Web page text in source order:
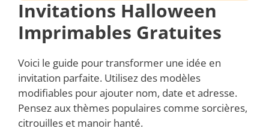
Invitations Halloween
Imprimables Gratuites
Voici le guide pour transformer une idée en
invitation parfaite. Utilisez des modèles
modifiables pour ajouter nom, date et adresse.
Pensez aux thèmes populaires comme sorcières,
citrouilles et manoir hanté.